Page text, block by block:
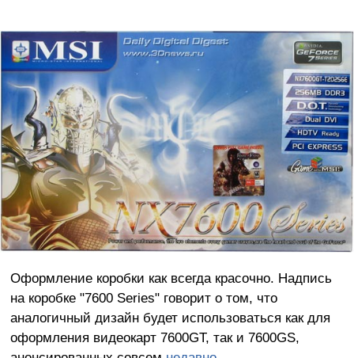
Оформление коробки как всегда красочно. Надпись
на коробке "7600 Series" говорит о том, что
аналогичный дизайн будет использоваться как для
оформления видеокарт 7600GT, так и 7600GS,